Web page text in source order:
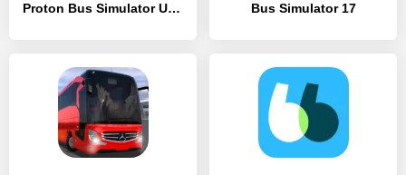
Proton Bus Simulator Urbano Bus Simulator 17